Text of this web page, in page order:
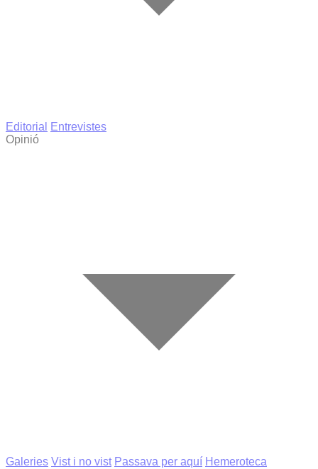
Editorial
Entrevistes
Opinió
Galeries Vist i no vist Passava per aquí Hemeroteca